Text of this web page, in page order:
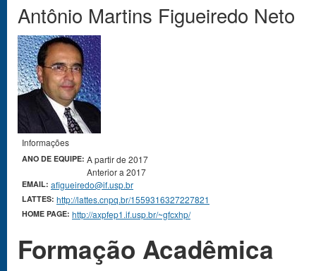
Você está aqui
Antônio Martins Figueiredo Neto
Informações
ANO DE EQUIPE: A partir de 2017
Anterior a 2017
EMAIL: afigueiredo@if.usp.br
LATTES: http://lattes.cnpq.br/1559316327227821
HOME PAGE: http://axpfep1.if.usp.br/~gfcxhp/
Formação Acadêmica